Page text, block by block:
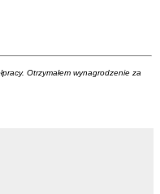
Otrzymałem wynagrodzenie za